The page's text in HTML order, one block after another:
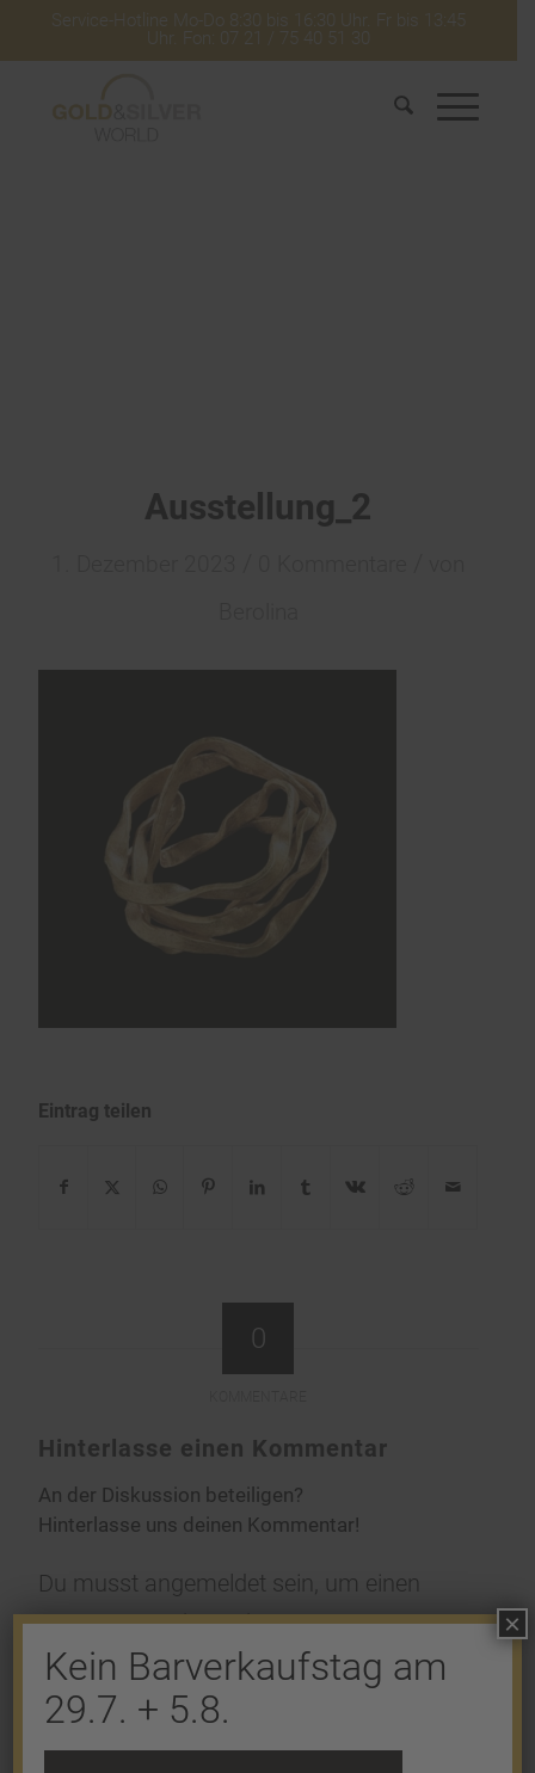
Service-Hotline Mo-Do 8:30 bis 16:30 Uhr. Fr bis 13:45
Uhr. Fon: 07 21 / 75 40 51 30
Ausstellung_2
Eintrag teilen
0
Hinterlasse einen Kommentar
An der Diskussion beteiligen?
Hinterlasse uns deinen Kommentar!
Du musst angemeldet sein, um einen
Kommentar abzugeben.
Kein Barverkaufstag am
29.7. + 5.8.
×